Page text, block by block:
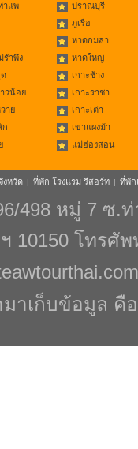
าแพ
ปราณบุรี
ภูเรือ
หาดกมลา
รำพึง
หาดใหญ่
ด
เกาะช้าง
าวน้อย
เกาะราชา
าย
เกาะเต่า
ก
เขาแผงม้า
แม่ฮ่องสอน
งหวัด | ที่พัก โรงแรม รีสอร์ท | ที่พัก
498 หมู่ 7 ซ.
10150 โทรศั
าเก็บข้อมูล คือ